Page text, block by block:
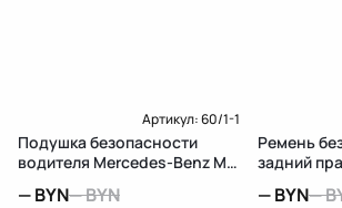
Артикул:60/1-1
Подушка безопасности
водителя Mercedes-Benz M
—BYN—BYN
Ремень
задний
—BYN—